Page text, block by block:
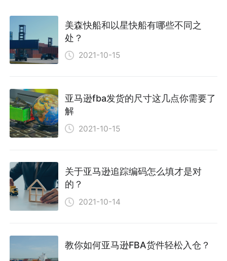
美森快船和以星快船有哪些不同之
处？
2021-10-15
亚马逊fba发货的尺寸这几点你需要了
解
2021-10-15
关于亚马逊追踪编码怎么填才是对
的？
2021-10-14
教你如何亚马逊FBA货件轻松入仓？